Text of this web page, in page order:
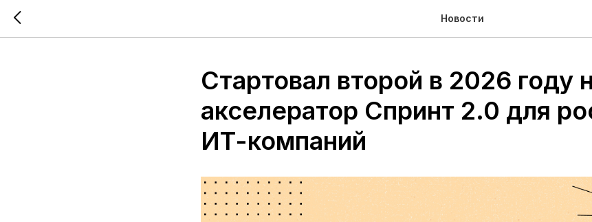
Новости
Стартовал второй в 2026 году
акселератор Спринт 2.0 для
ИТ-компаний